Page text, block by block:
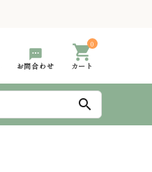
お問合わせ
0
shopping_cart
カート
search